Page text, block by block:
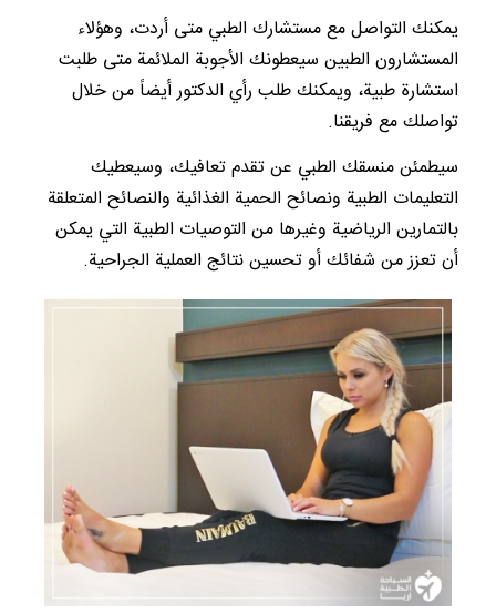
يمكنك التواصل مع مستشارك الطبي متى أردت، وهؤلاء
المستشارون الطبين سيعطونك الأجوبة الملائمة متى طلبت
استشارة طبية، ويمكنك طلب رأي الدكتور أيضاً من خلال
تواصلك مع فريقنا.
سيطمئن منسقك الطبي عن تقدم تعافيك، وسيعطيك
التعليمات الطبية ونصائح الحمية الغذائية والنصائح المتعلقة
بالتمارين الرياضية وغيرها من التوصيات الطبية التي يمكن
أن تعزز من شفائك أو تحسين نتائج العملية الجراحية.